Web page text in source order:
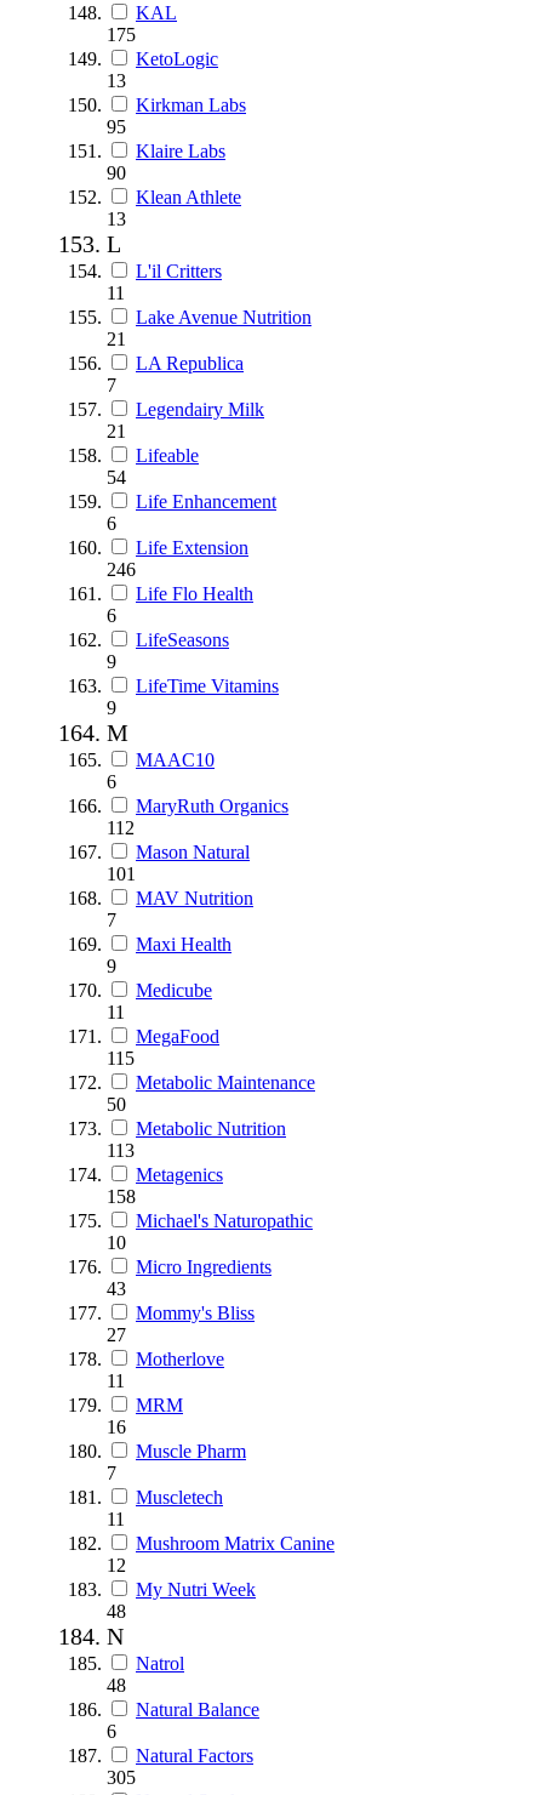
KAL
175
KetoLogic
13
Kirkman Labs
95
Klaire Labs
90
Klean Athlete
13
L
L'il Critters
11
Lake Avenue Nutrition
21
LA Republica
7
Legendairy Milk
21
Lifeable
54
Life Enhancement
6
Life Extension
246
Life Flo Health
6
LifeSeasons
9
LifeTime Vitamins
9
M
MAAC10
6
MaryRuth Organics
112
Mason Natural
101
MAV Nutrition
7
Maxi Health
9
Medicube
11
MegaFood
115
Metabolic Maintenance
50
Metabolic Nutrition
113
Metagenics
158
Michael's Naturopathic
10
Micro Ingredients
43
Mommy's Bliss
27
Motherlove
11
MRM
16
Muscle Pharm
7
Muscletech
11
Mushroom Matrix Canine
12
My Nutri Week
48
N
Natrol
48
Natural Balance
6
Natural Factors
305